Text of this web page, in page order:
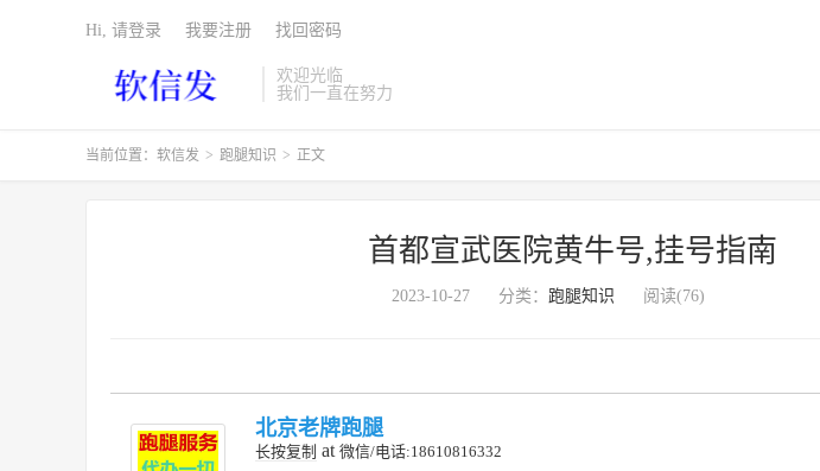
欢迎光临
我们一直在努力
Hi, 请登录 我要注册 找回密码
当前位置： 软信发 > 跑腿知识 > 正文
首都宣武医院黄牛号,挂号指南
2023-10-27 分类： 跑腿知识 阅读(76)
北京老牌跑腿
长按复制 at 微信/电话:18610816332